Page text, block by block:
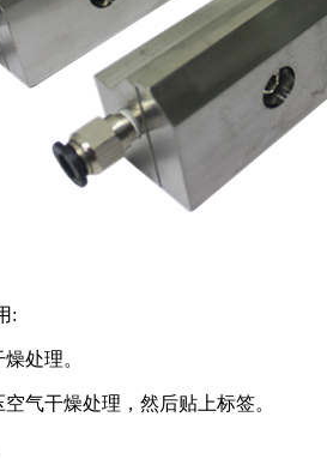
:
处理。
气干燥处理，然后贴上标签。